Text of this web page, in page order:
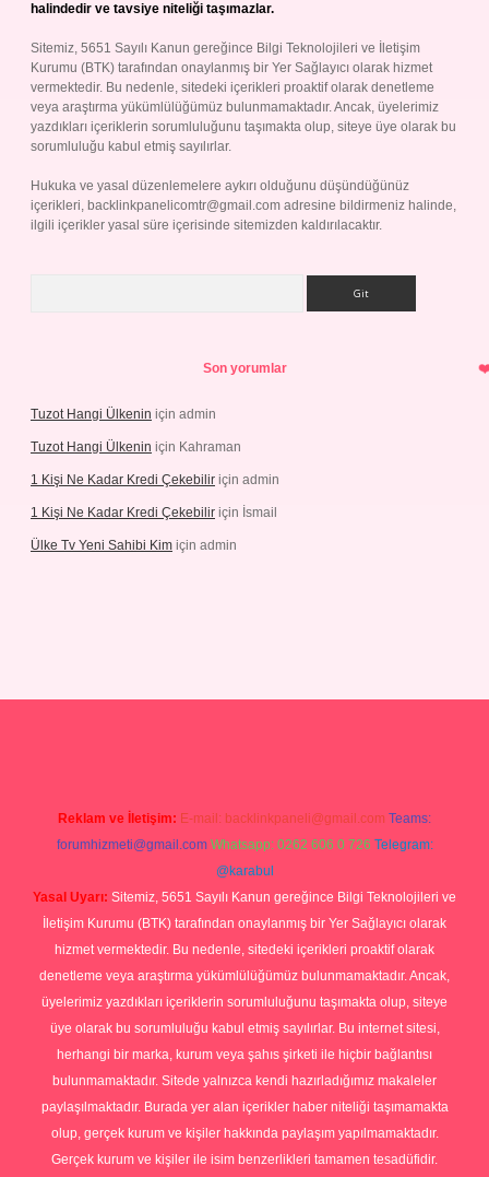
halindedir ve tavsiye niteliği taşımazlar.
Sitemiz, 5651 Sayılı Kanun gereğince Bilgi Teknolojileri ve İletişim
Kurumu (BTK) tarafından onaylanmış bir Yer Sağlayıcı olarak hizmet
vermektedir. Bu nedenle, sitedeki içerikleri proaktif olarak denetleme
veya araştırma yükümlülüğümüz bulunmamaktadır. Ancak, üyelerimiz
yazdıkları içeriklerin sorumluluğunu taşımakta olup, siteye üye olarak bu
sorumluluğu kabul etmiş sayılırlar.
Hukuka ve yasal düzenlemelere aykırı olduğunu düşündüğünüz
içerikleri, backlinkpanelicomtr@gmail.com adresine bildirmeniz halinde,
ilgili içerikler yasal süre içerisinde sitemizden kaldırılacaktır.
Son yorumlar
Tuzot Hangi Ülkenin için admin
Tuzot Hangi Ülkenin için Kahraman
1 Kişi Ne Kadar Kredi Çekebilir için admin
1 Kişi Ne Kadar Kredi Çekebilir için İsmail
Ülke Tv Yeni Sahibi Kim için admin
Reklam ve İletişim: E-mail: backlinkpaneli@gmail.com Teams:
forumhizmeti@gmail.com Whatsapp: 0262 606 0 726 Telegram:
@karabul
Yasal Uyarı: Sitemiz, 5651 Sayılı Kanun gereğince Bilgi Teknolojileri ve
İletişim Kurumu (BTK) tarafından onaylanmış bir Yer Sağlayıcı olarak
hizmet vermektedir. Bu nedenle, sitedeki içerikleri proaktif olarak
denetleme veya araştırma yükümlülüğümüz bulunmamaktadır. Ancak,
üyelerimiz yazdıkları içeriklerin sorumluluğunu taşımakta olup, siteye
üye olarak bu sorumluluğu kabul etmiş sayılırlar. Bu internet sitesi,
herhangi bir marka, kurum veya şahıs şirketi ile hiçbir bağlantısı
bulunmamaktadır. Sitede yalnızca kendi hazırladığımız makaleler
paylaşılmaktadır. Burada yer alan içerikler haber niteliği taşımamakta
olup, gerçek kurum ve kişiler hakkında paylaşım yapılmamaktadır.
Gerçek kurum ve kişiler ile isim benzerlikleri tamamen tesadüfidir.